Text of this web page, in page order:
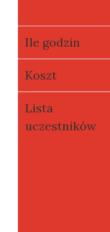
Ile godzin
Koszt
Lista
uczestników